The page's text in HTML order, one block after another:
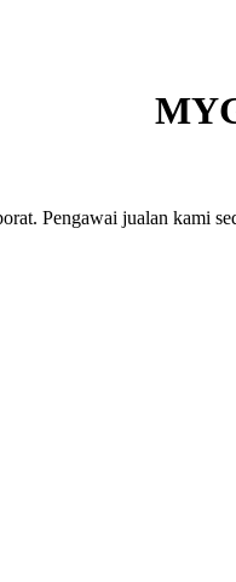
Pengawai jualan kami